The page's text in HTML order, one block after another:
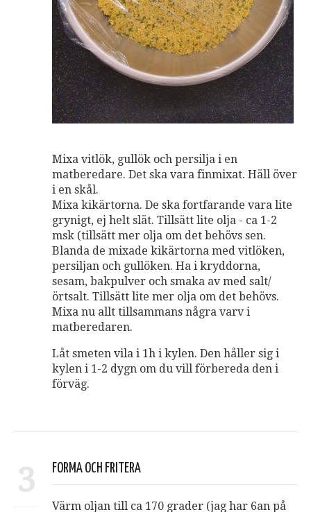
Mixa vitlök, gullök och persilja i en
matberedare. Det ska vara finmixat. Häll över
i en skål.
Mixa kikärtorna. De ska fortfarande vara lite
grynigt, ej helt slät. Tillsätt lite olja - ca 1-2
msk (tillsätt mer olja om det behövs sen.
Blanda de mixade kikärtorna med vitlöken,
persiljan och gullöken. Ha i kryddorna,
sesam, bakpulver och smaka av med salt/
örtsalt. Tillsätt lite mer olja om det behövs.
Mixa nu allt tillsammans några varv i
matberedaren.
Låt smeten vila i 1h i kylen. Den håller sig i
kylen i 1-2 dygn om du vill förbereda den i
förväg.
3 FORMA OCH FRITERA
Värm oljan till ca 170 grader (jag har 6an på